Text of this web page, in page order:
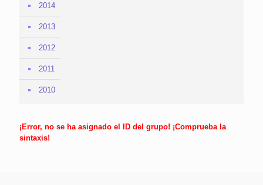
2014
2013
2012
2011
2010
¡Error, no se ha asignado el ID del grupo! ¡Comprueba la
sintaxis!